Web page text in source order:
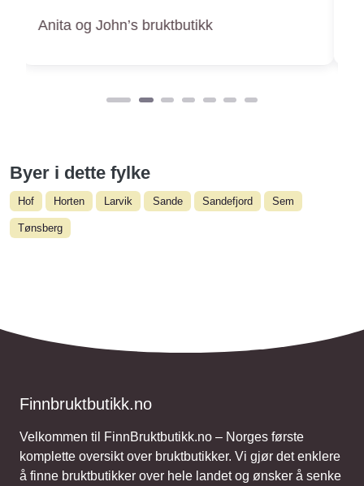
Gjenbruken Sandefjord
Byer i dette fylke
Hof Horten Larvik Sande Sandefjord Sem
Tønsberg
Finnbruktbutikk.no
Velkommen til FinnBruktbutikk.no – Norges første
komplette oversikt over bruktbutikker. Vi gjør det enklere
å finne bruktbutikker over hele landet og ønsker å senke